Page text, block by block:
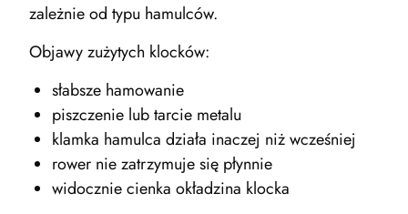
zależnie od typu hamulców.
Objawy zużytych klocków:
słabsze hamowanie
piszczenie lub tarcie metalu
klamka hamulca działa inaczej niż wcześniej
rower nie zatrzymuje się płynnie
widocznie cienka okładzina klocka